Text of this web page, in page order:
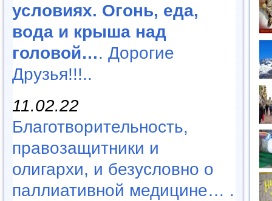
условиях. Огонь, еда,
вода и крыша над
головой…. Дорогие
Друзья!!!..
11.02.22
Благотворительность,
правозащитники и
олигархи, и безусловно о
паллиативной медицине… .